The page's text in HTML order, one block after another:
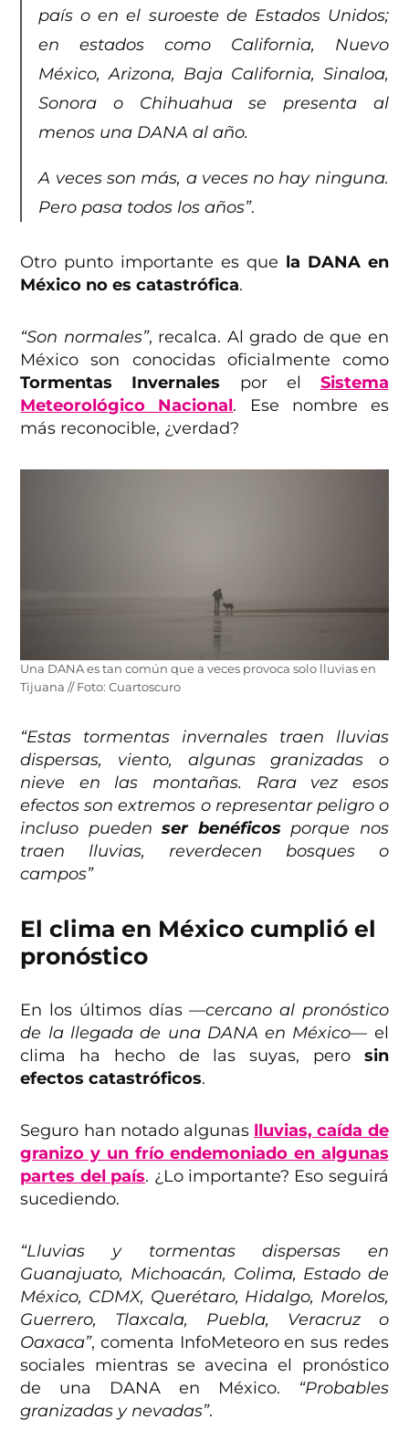
país o en el suroeste de Estados Unidos;
en estados como California, Nuevo
México, Arizona, Baja California, Sinaloa,
Sonora o Chihuahua se presenta al
menos una DANA al año.
A veces son más, a veces no hay ninguna.
Pero pasa todos los años”.
Otro punto importante es que la DANA en
México no es catastrófica.
“Son normales”, recalca. Al grado de que en
México son conocidas oficialmente como
Tormentas Invernales por el Sistema
Meteorológico Nacional. Ese nombre es
más reconocible, ¿verdad?
Una DANA es tan común que a veces provoca solo lluvias en
Tijuana // Foto: Cuartoscuro
“Estas tormentas invernales traen lluvias
dispersas, viento, algunas granizadas o
nieve en las montañas. Rara vez esos
efectos son extremos o representar peligro o
incluso puedenser benéficosporque nos
traen lluvias, reverdecen bosques o
campos”
El clima en México cumplió el
pronóstico
En los últimos días —cercano al pronóstico
de la llegada de una DANA en México— el
clima ha hecho de las suyas, pero sin
efectos catastróficos.
Seguro han notado algunas lluvias, caída de
granizo y un frío endemoniado en algunas
partes del país. ¿Lo importante? Eso seguirá
sucediendo.
“Lluvias y tormentas dispersas en
Guanajuato, Michoacán, Colima, Estado de
México, CDMX, Querétaro, Hidalgo, Morelos,
Guerrero, Tlaxcala, Puebla, Veracruz o
Oaxaca”, comenta InfoMeteoro en sus redes
sociales mientras se avecina el pronóstico
de una DANA en México.
“Probables
granizadas y nevadas”.